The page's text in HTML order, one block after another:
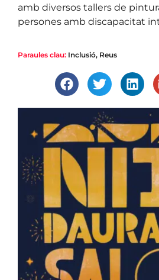
amb diversos tallers de
persones amb discapacitat
Paraules clau: Inclusió, Reus